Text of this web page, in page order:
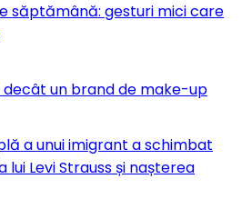
săptămână: gesturi mici care
decât un brand de make-up
a unui imigrant a schimbat
lui Levi Strauss și nașterea